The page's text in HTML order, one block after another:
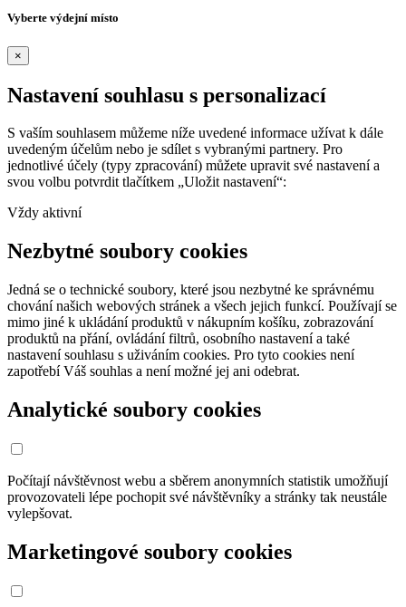
Vyberte výdejní místo
×
Nastavení souhlasu s personalizací
S vaším souhlasem můžeme níže uvedené informace užívat k dále
uvedeným účelům nebo je sdílet s vybranými partnery. Pro
jednotlivé účely (typy zpracování) můžete upravit své nastavení a
svou volbu potvrdit tlačítkem „Uložit nastavení“:
Vždy aktivní
Nezbytné soubory cookies
Jedná se o technické soubory, které jsou nezbytné ke správnému
chování našich webových stránek a všech jejich funkcí. Používají se
mimo jiné k ukládání produktů v nákupním košíku, zobrazování
produktů na přání, ovládání filtrů, osobního nastavení a také
nastavení souhlasu s uživáním cookies. Pro tyto cookies není
zapotřebí Váš souhlas a není možné jej ani odebrat.
Analytické soubory cookies
Počítají návštěvnost webu a sběrem anonymních statistik umožňují
provozovateli lépe pochopit své návštěvníky a stránky tak neustále
vylepšovat.
Marketingové soubory cookies